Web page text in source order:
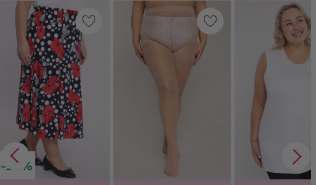
-20%